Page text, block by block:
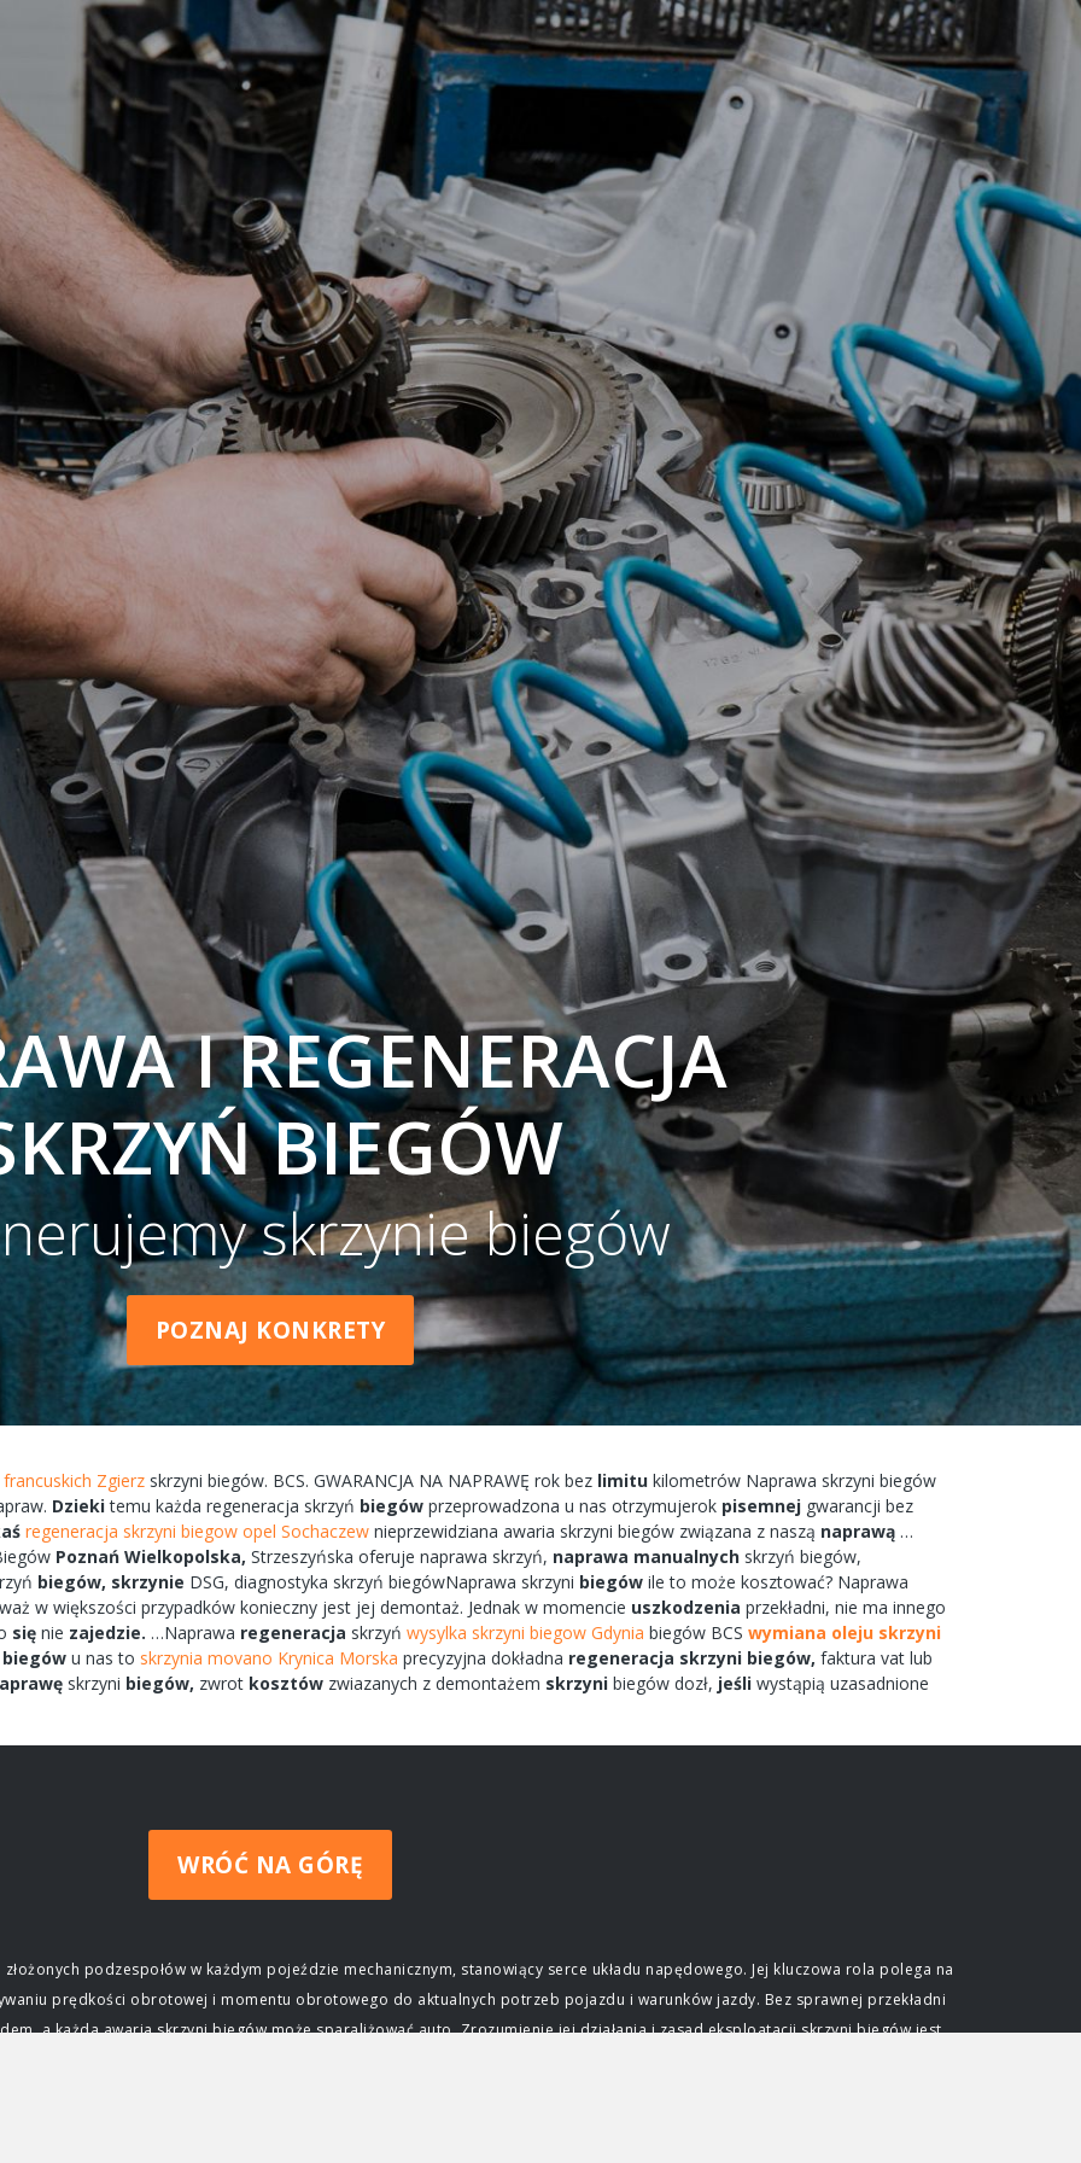
I REGENERACJA
BIEGÓW
skrzynie biegów
POZNAJ KONKRETY
Zgierz skrzyni biegów. BCS. GWARANCJA NA NAPRAWĘ rok bez limitu kilometrów Naprawa skrzyni biegów
Dziekitemu każda regeneracja skrzyń biegów przeprowadzona u nas otrzymujerok pisemnej gwarancji bez
regeneracja skrzyni biegow opel Sochaczew nieprzewidziana awaria skrzyni biegów związana z naszą naprawą …
Poznań Wielkopolska, Strzeszyńska oferuje naprawa skrzyń, naprawa manualnych skrzyń biegów,
biegów, skrzynie DSG, diagnostyka skrzyń biegówNaprawa skrzyni biegów ile to może kosztować? Naprawa
w większości przypadków konieczny jest jej demontaż. Jednak w momencie uszkodzenia przekładni, nie ma innego
się nie zajedzie. …Naprawa regeneracja skrzyń wysylka skrzyni biegow Gdynia biegów BCS wymiana oleju skrzyni
biegów u nas to skrzynia movano Krynica Morska precyzyjna dokładna regeneracja skrzyni biegów, faktura vat lub
skrzyni biegów, zwrot kosztów zwiazanych z demontażem skrzyni biegów dozł, jeśli wystąpią uzasadnione
WRÓĆ NA GÓRĘ
podzespołów w każdym pojeździe mechanicznym, stanowiący serce układu napędowego. Jej kluczowa rola polega na
prędkości obrotowej i momentu obrotowego do aktualnych potrzeb pojazdu i warunków jazdy. Bez sprawnej przekładni
a każda awaria skrzyni biegów może sparaliżować auto. Zrozumienie jej działania i zasad eksploatacji skrzyni biegów jest